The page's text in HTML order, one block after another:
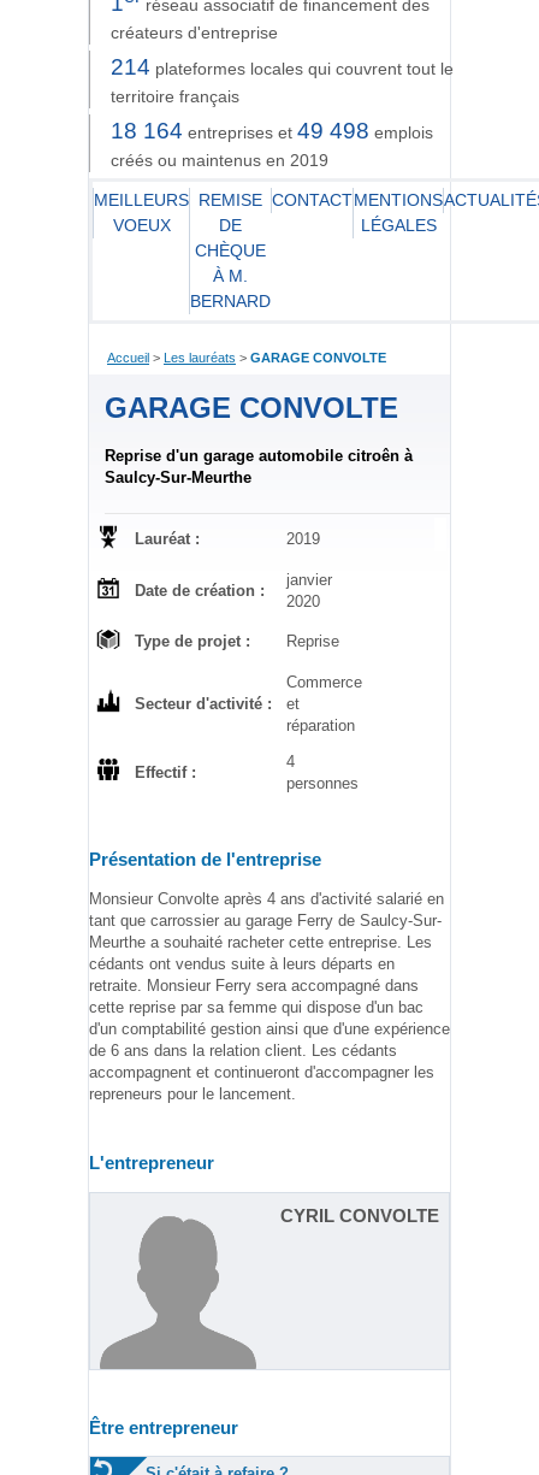
réseau associatif de financement des
créateurs d'entreprise
214 plateformes locales qui couvrent tout le
territoire français
18 164 entreprises et 49 498 emplois
créés ou maintenus en 2019
MEILLEURS
VOEUX
REMISE
DE
CHÈQUE
À M.
BERNARD
CONTACTMENTIONS
LÉGALES
Accueil > Les lauréats > GARAGE CONVOLTE
GARAGE CONVOLTE
Reprise d'un garage automobile citroên à
Saulcy-Sur-Meurthe
Lauréat : 2019
Date de création :
janvier
2020
Type de projet : Reprise
Secteur d'activité :
Commerce
et
réparation
Effectif :
4
personnes
Présentation de l'entreprise
Monsieur Convolte après 4 ans d'activité salarié en
tant que carrossier au garage Ferry de Saulcy-Sur-
Meurthe a souhaité racheter cette entreprise. Les
cédants ont vendus suite à leurs départs en
retraite. Monsieur Ferry sera accompagné dans
cette reprise par sa femme qui dispose d'un bac
d'un comptabilité gestion ainsi que d'une expérience
de 6 ans dans la relation client. Les cédants
accompagnent et continueront d'accompagner les
repreneurs pour le lancement.
L'entrepreneur
CYRIL CONVOLTE
Être entrepreneur